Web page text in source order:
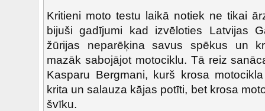
Kritieni moto testu laikā notiek ne tikai
bijuši gadījumi kad izvēloties Latvijas
žūrijas neparēķina savus spēkus un
mazāk sabojājot motociklu. Tā reiz
Kasparu Bergmani, kurš krosa
krita un salauza kājas potīti, bet krosa
švīku.